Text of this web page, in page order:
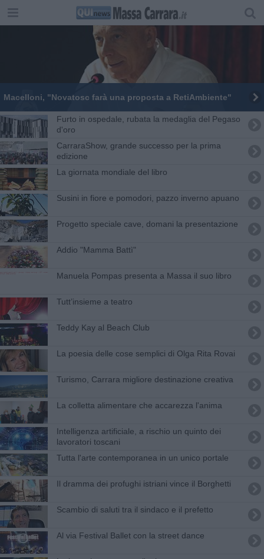
Macelloni, "Novatosc farà una proposta a RetiAmbiente"
Furto in ospedale, rubata la medaglia del Pegaso
d'oro
CarraraShow, grande successo per la prima
edizione
La giornata mondiale del libro
Susini in fiore e pomodori, pazzo inverno apuano
Progetto speciale cave, domani la presentazione
​Addio "Mamma Battì"
​Manuela Pompas presenta a Massa il suo libro
Tutt’insieme a teatro
Teddy Kay al Beach Club
La poesia delle cose semplici di Olga Rita Rovai
Turismo, Carrara migliore destinazione creativa
La colletta alimentare che accarezza l'anima
Intelligenza artificiale, a rischio un quinto dei
lavoratori toscani
Tutta l'arte contemporanea in un unico portale
Il dramma dei profughi istriani vince il Borghetti
Scambio di saluti tra il sindaco e il prefetto
Al via Festival Ballet con la street dance